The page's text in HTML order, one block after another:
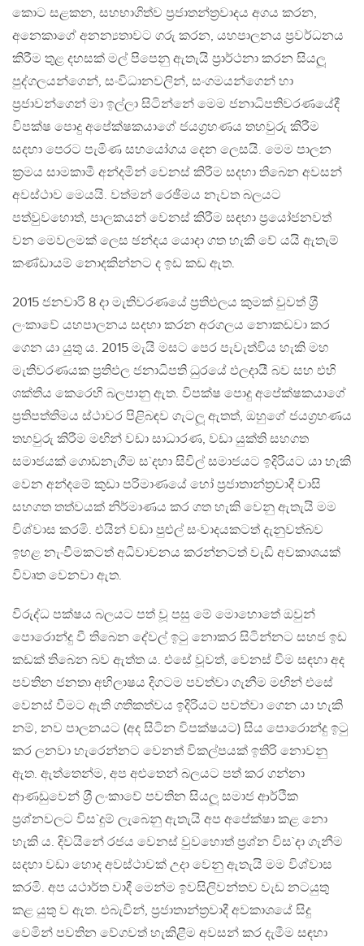
කොට සළකන, සහභාගිත්ව ප‍්‍රජාතන්ත‍්‍රවාදය අගය කරන,
අනෙකාගේ අනන්‍යතාවට ගරු කරන, යහපාලනය ප‍්‍රවර්ධනය
කිරීම තුළ දහසක් මල් පිපෙනු ඇතැයි ප‍්‍රාර්ථනා කරන සියලූ
පුද්ගලයන්ගෙන්, සංවිධානවලින්, සංගමයන්ගෙන් හා
ප‍්‍රජාවන්ගෙන් මා ඉල්ලා සිටින්නේ මෙම ජනාධිපතිවරණයේදී
විපක්ෂ පොදු අපේක්ෂකයාගේ ජයග‍්‍රහණය තහවුරු කිරීම
සදහා පෙරට පැමිණ සහයෝගය දෙන ලෙසයි. මෙම පාලන
ක‍්‍රමය සාමකාමී අන්දමින් වෙනස් කිරීම සදහා තිබෙන අවසන්
අවස්ථාව මෙයයි. වත්මන් රෙඡීමය නැවත බලයට
පත්වුවහොත්, පාලකයන් වෙනස් කිරීම සඳහා ප‍්‍රයෝජනවත්
වන මෙවලමක් ලෙස ඡන්දය යොදා ගත හැකි වේ යයි ඇතැම්
කණ්ඩායම් නොදකින්නට ද ඉඩ කඩ ඇත.
2015 ජනවාරි 8 දා මැතිවරණයේ ප‍්‍රතිඵලය කුමක් වුවත් ශ‍්‍රී
ලංකාවේ යහපාලනය සදහා කරන අරගලය නොකඩවා කර
ගෙන යා යුතු ය. 2015 මැයි මසට පෙර පැවැත්විය හැකි මහ
මැතිවරණයක ප‍්‍රතිඵල ජනාධිපති ධුරයේ ඵලදායී බව සහ එහි
ශක්තිය කෙරෙහි බලපානු ඇත. විපක්ෂ පොදු අපේක්ෂකයාගේ
ප‍්‍රතිපත්තිමය ස්ථාවර පිළිබඳව ගැටලූ ඇතත්, ඔහුගේ ජයග‍්‍රහණය
තහවුරු කිරීම මඟින් වඩා සාධාරණ, වඩා යුක්ති සහගත
සමාජයක් ගොඩනැගීම ස`දහා සිවිල් සමාජයට ඉදිරියට යා හැකි
වෙන අන්දමේ කුඩා පරිමාණයේ හෝ ප‍්‍රජාතාන්ත‍්‍රවාදී වාසි
සහගත තත්වයක් නිර්මාණය කර ගත හැකි වෙනු ඇතැයි මම
විශ්වාස කරමි. එයින් වඩා පුළුල් සංවාදයකටත් දැනුවත්බව
ඉහළ නැංවීමකටත් අධිවාචනය කරන්නටත් වැඩි අවකාශයක්
විවෘත වෙනවා ඇත.
විරුද්ධ පක්ෂය බලයට පත් වූ පසු මේ මොහොතේ ඔවුන්
පොරොන්දු වී තිබෙන දේවල් ඉටු නොකර සිටින්නට සහජ ඉඩ
කඩක් තිබෙන බව ඇත්ත ය. එසේ වූවත්, වෙනස් වීම සඳහා අද
පවතින ජනතා අභිලාෂය දිගටම පවත්වා ගැනීම මඟින් එසේ
වෙනස් වීමට ඇති ගතිකත්වය ඉදිරියට පවත්වා ගෙන යා හැකි
නම්, නව පාලනයට (අද සිටින විපක්ෂයට) සිය පොරොන්දු ඉටු
කර ලනවා හැරෙන්නට වෙනත් විකල්පයක් ඉතිරි නොවනු
ඇත. ඇත්තෙන්ම, අප අළුතෙන් බලයට පත් කර ගන්නා
ආණඩුවෙන් ශ‍්‍රී ලංකාවේ පවතින සියලූ සමාජ ආර්ථික
ප‍්‍රශ්නවලට විස`දුම් ලැබෙනු ඇතැයි අප අපේක්ෂා කළ නො
හැකි ය. දිවයිනේ රජය වෙනස් වුවහොත් ප‍්‍රශ්න විස`දා ගැනීම
සදහා වඩා හොද අවස්ථාවක් උදා වෙනු ඇතැයි මම විශ්වාස
කරමි. අප යථාර්ත වාදී මෙන්ම ඉවසිලිවන්තව වැඩ නටයුතු
කළ යුතු ව ඇත. එබැවින්, ප‍්‍රජාතාන්ත‍්‍රවාදී අවකාශයේ සිදු
වෙමින් පවතින වේගවත් හැකිළීම අවසන් කර දැමීම සඳහා